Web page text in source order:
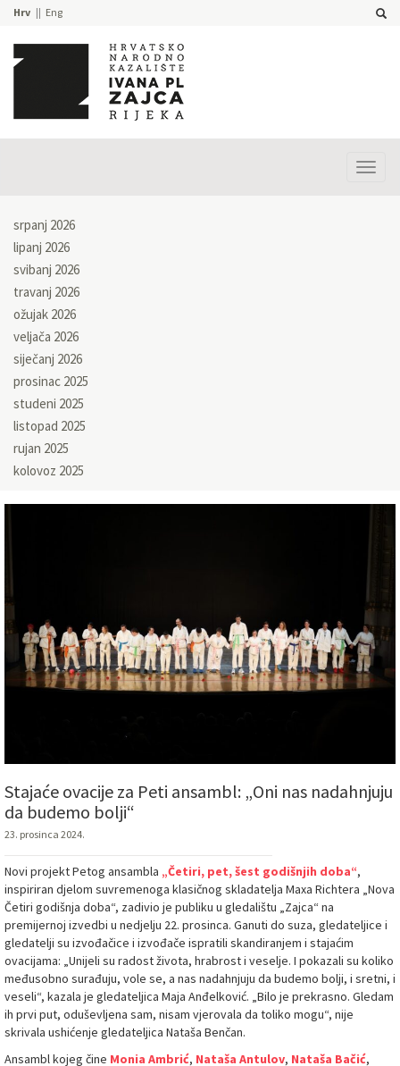
Hrv Eng
srpanj 2026
lipanj 2026
svibanj 2026
travanj 2026
ožujak 2026
veljača 2026
siječanj 2026
prosinac 2025
studeni 2025
listopad 2025
rujan 2025
kolovoz 2025
Stajaće ovacije za Peti ansambl: „Oni nas nadahnjuju
da budemo bolji“
23. prosinca 2024.
Novi projekt Petog ansambla „Četiri, pet, šest godišnjih doba“,
inspiriran djelom suvremenoga klasičnog skladatelja Maxa Richtera „Nova
Četiri godišnja doba“, zadivio je publiku u gledalištu „Zajca“ na
premijernoj izvedbi u nedjelju 22. prosinca. Ganuti do suza, gledateljice i
gledatelji su izvođačice i izvođače ispratili skandiranjem i stajaćim
ovacijama: „Unijeli su radost života, hrabrost i veselje. I pokazali su koliko
međusobno surađuju, vole se, a nas nadahnjuju da budemo bolji, i sretni, i
veseli“, kazala je gledateljica Maja Anđelković. „Bilo je prekrasno. Gledam
ih prvi put, oduševljena sam, nisam vjerovala da toliko mogu“, nije
skrivala ushićenje gledateljica Nataša Benčan.
Ansambl kojeg čine Monia Ambrić, Nataša Antulov, Nataša Bačić,